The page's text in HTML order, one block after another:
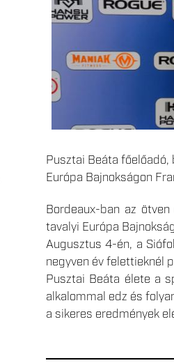
Pusztai Beáta főelőadó,
Európa Bajnokságon
Bordeaux-ban az
tavalyi Európa
Augusztus 4-én, a
negyven év felettieknél
Pusztai Beáta élete a
alkalommal edz és
a sikeres eredmények